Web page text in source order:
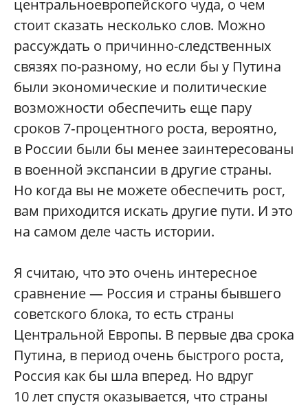
центральноевропейского чуда, о чем
стоит сказать несколько слов. Можно
рассуждать о причинно-следственных
связях по-разному, но если бы у Путина
были экономические и политические
возможности обеспечить еще пару
сроков 7‑процентного роста, вероятно,
в России были бы менее заинтересованы
в военной экспансии в другие страны.
Но когда вы не можете обеспечить рост,
вам приходится искать другие пути. И это
на самом деле часть истории.
Я считаю, что это очень интересное
сравнение — Россия и страны бывшего
советского блока, то есть страны
Центральной Европы. В первые два срока
Путина, в период очень быстрого роста,
Россия как бы шла вперед. Но вдруг
10 лет спустя оказывается, что страны